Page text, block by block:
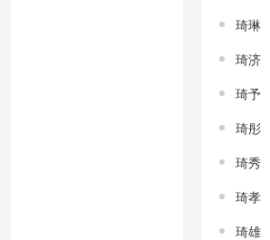
琦琳
琦济
琦予
琦彤
琦秀
琦孝
琦雄